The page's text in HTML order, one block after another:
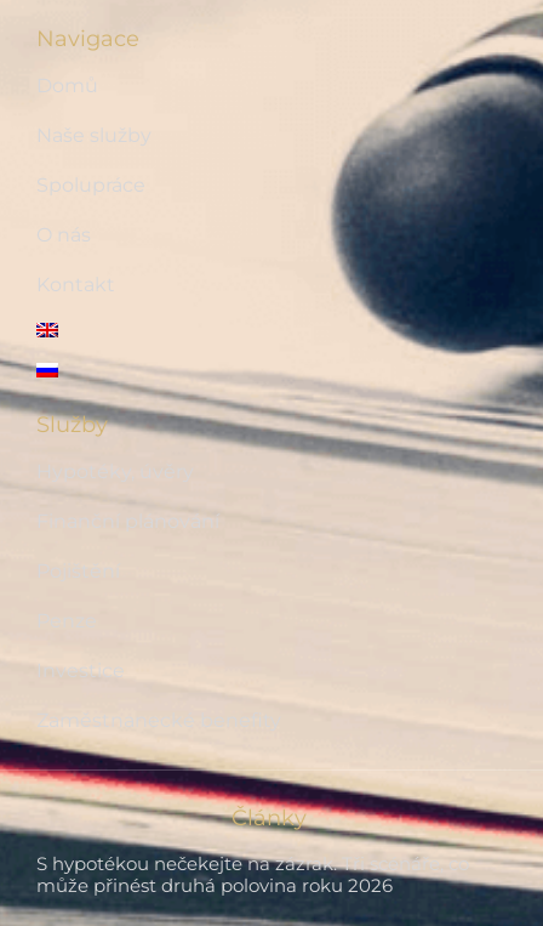
Navigace
Domů
Naše služby
Spolupráce
O nás
Kontakt
Služby
Hypotéky, úvěry
Finanční plánování
Investice
Zaměstnanecké benefity
Články
S hypotékou nečekejte na zázrak. Tři scénáře, co
může přinést druhá polovina roku 2026